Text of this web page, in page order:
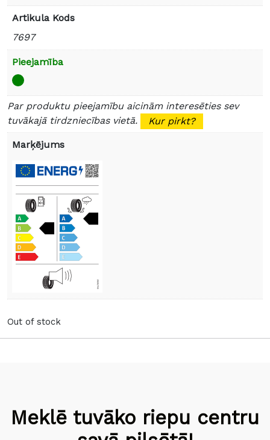
Artikula Kods
7697
Pieejamība
Par produktu pieejamību aicinām interesēties sev
tuvākajā tirdzniecības vietā.
Kur pirkt?
Marķējums
Out of stock
Meklē tuvāko riepu centru